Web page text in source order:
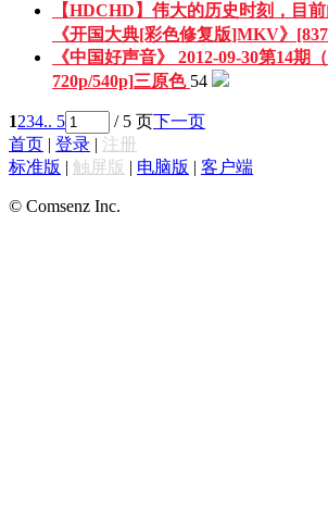
【HDCHD】伟大的历史时刻，目
《开国大典[彩色修复版]MKV》
《中国好声音》 2012-09-30第14期
720p/540p]三原色 54
1234.. 5 / 5 页下一页
首页 | 登录 | 注册
标准版 | 触屏版 | 电脑版 | 客户端
© Comsenz Inc.